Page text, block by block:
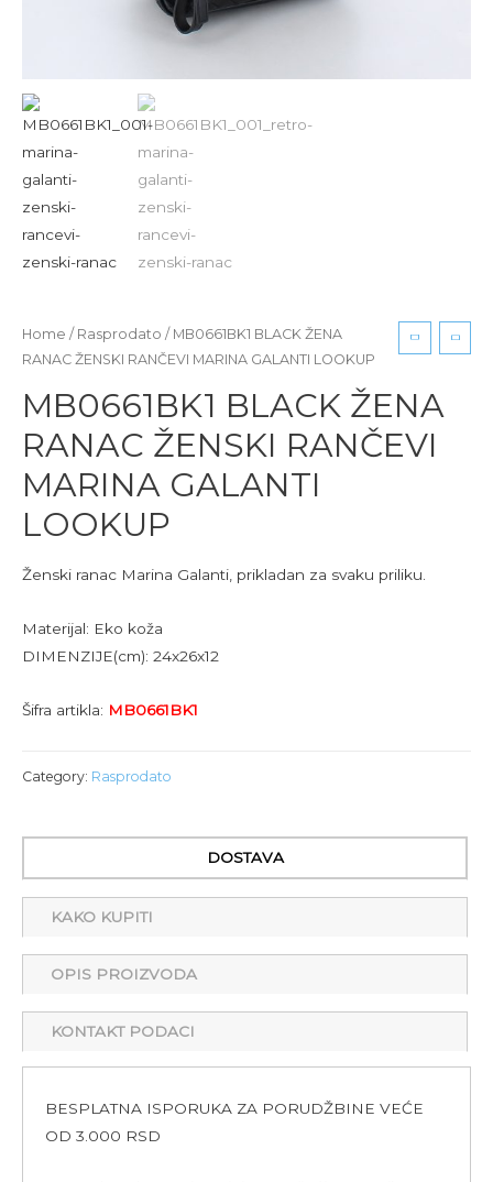
Home / Rasprodato / MB0661BK1 BLACK ŽENA
RANAC ŽENSKI RANČEVI MARINA GALANTI LOOKUP
MB0661BK1 BLACK ŽENA
RANAC ŽENSKI RANČEVI
MARINA GALANTI
LOOKUP
Ženski ranac Marina Galanti, prikladan za svaku priliku.
Materijal: Eko koža
DIMENZIJE(cm): 24x26x12
Šifra artikla: MB0661BK1
Category: Rasprodato
DOSTAVA
KAKO KUPITI
OPIS PROIZVODA
KONTAKT PODACI
BESPLATNA ISPORUKA ZA PORUDŽBINE VEĆE
OD 3.000 RSD